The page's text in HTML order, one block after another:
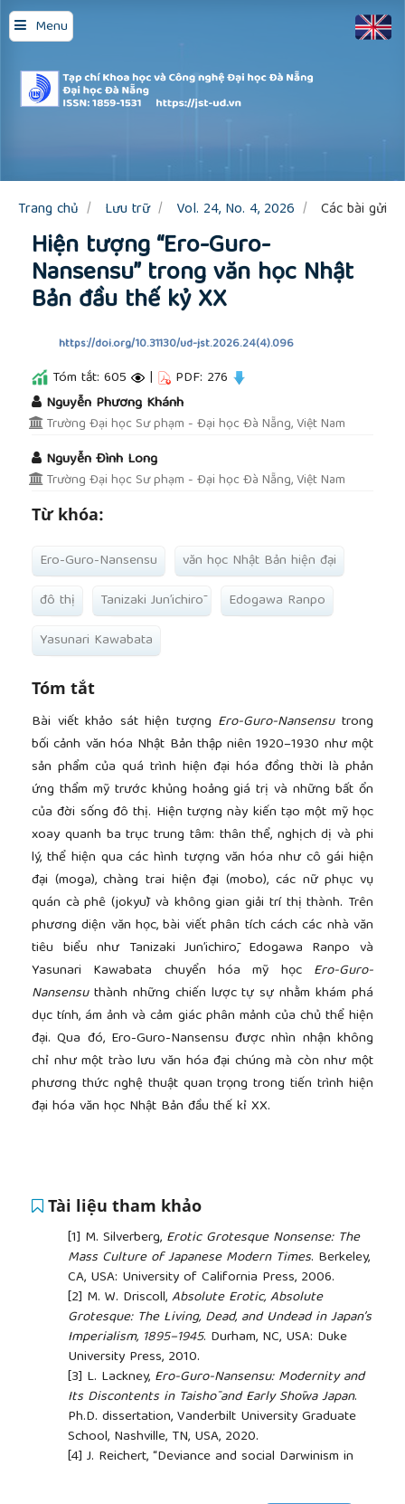
Menu
Quick
jump
to
page
content
Main
Sidebar
Trang chủ Lưu trữ Vol. 24, No. 4, 2026 Các bài gửi
Hiện tượng “Ero-Guro-
Nansensu” trong văn học Nhật
Bản đầu thế kỷ XX
https://doi.org/10.31130/ud-jst.2026.24(4).096
Tóm tắt: 605 | PDF: 276
Nguyễn Phương Khánh
Trường Đại học Sư phạm - Đại học Đà Nẵng, Việt Nam
Nguyễn Đình Long
Trường Đại học Sư phạm - Đại học Đà Nẵng, Việt Nam
Từ khóa:
Ero-Guro-Nansensu
văn học Nhật Bản hiện đại
đô thị
Tanizaki Jun’ichirō
Edogawa Ranpo
Yasunari Kawabata
Tóm tắt
Bài viết khảo sát hiện tượng Ero-Guro-Nansensutrong
bối cảnh văn hóa Nhật Bản thập niên 1920–1930 như một
sản phẩm của quá trình hiện đại hóa đồng thời là phản
ứng thẩm mỹ trước khủng hoảng giá trị và những bất ổn
của đời sống đô thị. Hiện tượng này kiến tạo một mỹ học
xoay quanh ba trục trung tâm: thân thể, nghịch dị và phi
lý, thể hiện qua các hình tượng văn hóa như cô gái hiện
đại (moga), chàng trai hiện đại (mobo), các nữ phục vụ
quán cà phê (jokyū) và không gian giải trí thị thành. Trên
phương diện văn học, bài viết phân tích cách các nhà văn
tiêu biểu như Tanizaki Jun’ichirō, Edogawa Ranpo và
Yasunari Kawabata chuyển hóa mỹ học Ero-Guro-
Nansensuthành những chiến lược tự sự nhằm khám phá
dục tính, ám ảnh và cảm giác phân mảnh của chủ thể hiện
đại. Qua đó, Ero-Guro-Nansensu được nhìn nhận không
chỉ như một trào lưu văn hóa đại chúng mà còn như một
phương thức nghệ thuật quan trọng trong tiến trình hiện
đại hóa văn học Nhật Bản đầu thế kỉ XX.
Tài liệu tham khảo
[1] M. Silverberg, Erotic Grotesque Nonsense: The
Mass Culture of Japanese Modern Times. Berkeley,
CA, USA: University of California Press, 2006.
[2] M. W. Driscoll,Absolute Erotic, Absolute
Grotesque: The Living, Dead, and Undead in Japan’s
Imperialism, 1895–1945. Durham, NC, USA: Duke
University Press, 2010.
[3] L. Lackney, Ero-Guro-Nansensu: Modernity and
Its Discontents in Taishō and Early Shōwa Japan.
Ph.D. dissertation, Vanderbilt University Graduate
School, Nashville, TN, USA, 2020.
[4] J. Reichert, “Deviance and social Darwinism in